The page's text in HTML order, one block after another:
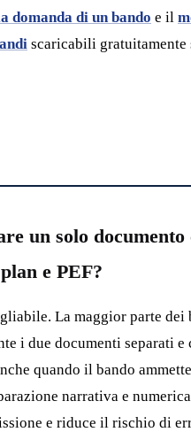
domanda di un bando e il
scaricabili gratuitamente
un solo
e PEF?
La maggior parte dei
i due documenti separati e
quando il bando
narrativa e
e riduce il rischio di